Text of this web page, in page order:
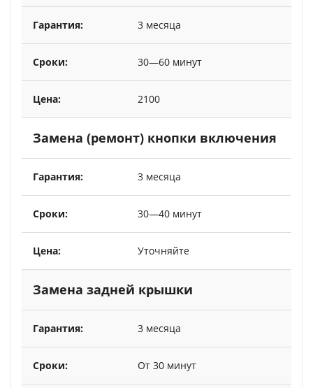
3 месяца
30—60 минут
2100
Замена (ремонт) кнопки включения
3 месяца
30—40 минут
Уточняйте
Замена задней крышки
3 месяца
От 30 минут